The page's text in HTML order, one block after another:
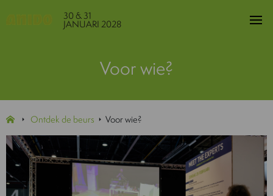
30 & 31
JANUARI 2028
Voor wie?
Ontdek de beurs Voor wie?